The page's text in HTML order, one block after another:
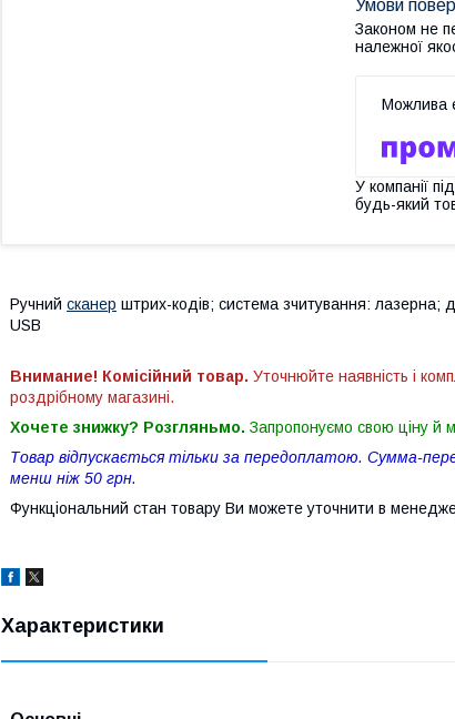
Законом не
належної
У компанії
будь-який
Ручний сканер штрих-кодів; система зчитування: лазерна;
USB
Внимание! Комісійний товар. Уточнюйте наявність і
роздрібному магазині.
Хочете знижку? Розгляньмо. Запропонуємо свою ціну й
Товар відпускається тільки за передоплатою. Сумма-
менш ніж 50 грн.
Функціональний стан товару Ви можете уточнити в
Характеристики